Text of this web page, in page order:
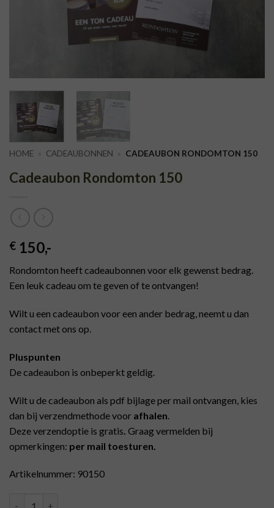
HOME » CADEAUBONNEN » CADEAUBON RONDOMTON 150
Cadeaubon Rondomton 150
€ 150,-
Rondomton heeft cadeaubonnen voor elk gewenst bedrag.
Een leuk cadeau om te geven of te ontvangen!
Wilt u een cadeaubon voor een ander bedrag, neemt u dan
contact met ons op.
Pluspunten
De cadeaubon is onbeperkt geldig.
Wilt u de cadeaubon als pdf bijlage per mail ontvangen, kies
dan bij verzendmethode voor afhalen
Deze verzendoptie is gratis Graag vermelden bij
opmerkingen: per mail toesturen.
Artikelnummer: 90150